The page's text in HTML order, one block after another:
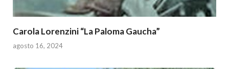
Carola Lorenzini “La Paloma Gaucha”
agosto 16, 2024